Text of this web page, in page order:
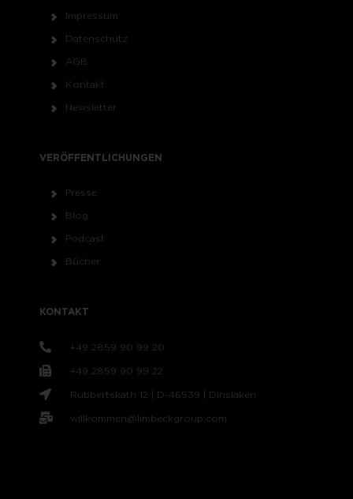
Impressum
Datenschutz
AGB
Kontakt
Newsletter
VERÖFFENTLICHUNGEN
Presse
Blog
Podcast
Bücher
KONTAKT
+49 2859 90 99 20
+49 2859 90 99 22
Rubbertskath 12 | D-46539 | Dinslaken
willkommen@limbeckgroup.com